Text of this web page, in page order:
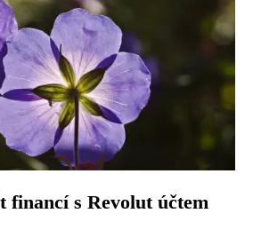
financí s Revolut účtem